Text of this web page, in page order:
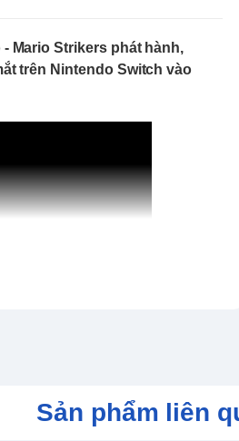
Mario Strikers phát hành,
trên Nintendo Switch vào
Sản phẩm liên